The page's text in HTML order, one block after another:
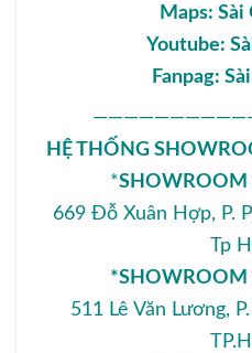
Maps: Sài
Youtube:
Fanpag:
HỆ THỐNG
*SHOWROOM
669 Đỗ Xuân Hợp, P.
Tp
*SHOWROOM
511 Lê Văn Lương,